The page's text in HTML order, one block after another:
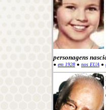
personagens
● em 1928 ● nos EUA ●